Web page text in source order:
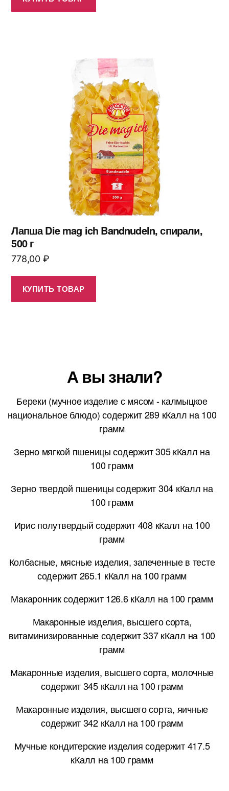
Лапша Die mag ich Bandnudeln, спирали,
500 г
778,00 ₽
КУПИТЬ ТОВАР
А вы знали?
Береки (мучное изделие с мясом - калмыцкое
национальное блюдо) содержит 289 кКалл на 100
грамм
Зерно мягкой пшеницы содержит 305 кКалл на
100 грамм
Зерно твердой пшеницы содержит 304 кКалл на
100 грамм
Ирис полутвердый содержит 408 кКалл на 100
грамм
Колбасные, мясные изделия, запеченные в тесте
содержит 265.1 кКалл на 100 грамм
Макаронник содержит 126.6 кКалл на 100 грамм
Макаронные изделия, высшего сорта,
витаминизированные содержит 337 кКалл на 100
грамм
Макаронные изделия, высшего сорта, молочные
содержит 345 кКалл на 100 грамм
Макаронные изделия, высшего сорта, яичные
содержит 342 кКалл на 100 грамм
Мучные кондитерские изделия содержит 417.5
кКалл на 100 грамм